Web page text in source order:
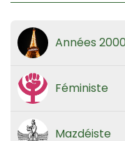
Années 2000
Féministe
Mazdéiste